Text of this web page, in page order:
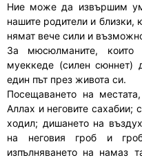
Ние може да извършим
нашите родители и близки,
нямат вече сили и
За мюсюлманите,
муеккеде (силен сюннет)
един път през живота си.
Посещаването на
Аллах и неговите сахабии;
ходил; дишането на
на неговия гроб и
изпълняването на намаз